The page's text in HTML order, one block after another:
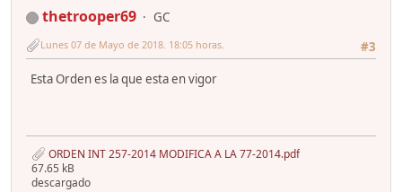
thetrooper69
GC
#3
Lunes 07 de Mayo de 2018. 18:05 horas.
Esta Orden es la que esta en vigor
ORDEN INT 257-2014 MODIFICA A LA 77-2014.pdf
67.65 kB
descargado